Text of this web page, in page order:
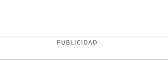
PUBLICIDAD